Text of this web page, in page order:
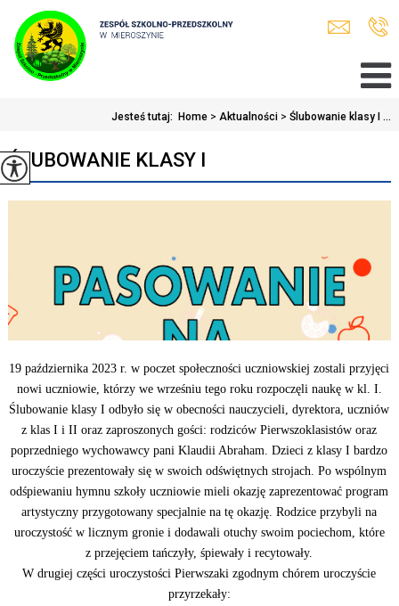
Jesteś tutaj: Home > Aktualności > Ślubowanie klasy I ...
ŚLUBOWANIE KLASY I
19 października 2023 r. w poczet społeczności uczniowskiej zostali przyjęci
nowi uczniowie, którzy we wrześniu tego roku rozpoczęli naukę w kl. I.
Ślubowanie klasy I odbyło się w obecności nauczycieli, dyrektora, uczniów
z klas I i II oraz zaproszonych gości: rodziców Pierwszoklasistów oraz
poprzedniego wychowawcy pani Klaudii Abraham. Dzieci z klasy I bardzo
uroczyście prezentowały się w swoich odświętnych strojach. Po wspólnym
odśpiewaniu hymnu szkoły uczniowie mieli okazję zaprezentować program
artystyczny przygotowany specjalnie na tę okazję. Rodzice przybyli na
uroczystość w licznym gronie i dodawali otuchy swoim pociechom, które
z przejęciem tańczyły, śpiewały i recytowały.
W drugiej części uroczystości Pierwszaki zgodnym chórem uroczyście
przyrzekały: